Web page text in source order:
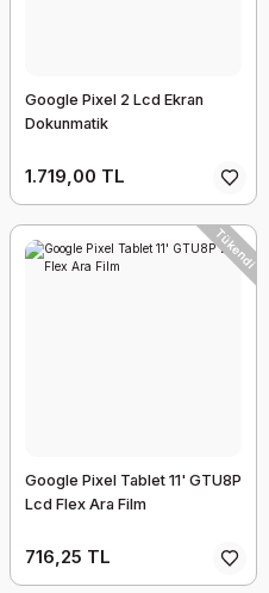
Google Pixel 2 Lcd Ekran
Dokunmatik
1.719,00 TL
Tükendi
Google Pixel Tablet 11' GTU8P
Lcd Flex Ara Film
716,25 TL